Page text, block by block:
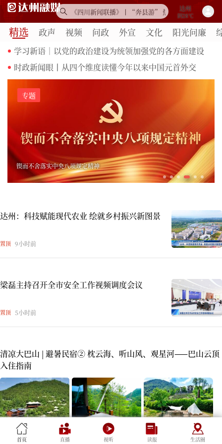
达州
阴28℃
达州
阴28℃
达州
精选 政声 视频 问政 外宣 文化 阳光问廉
学习新语｜以党的政治建设为统领加强党的各方面建设
时政新闻眼丨从四个维度读懂今年以来中国元首外交
学习新语｜以党的政治建设为统领加强党的各方面建设
时政新闻眼丨从四个维度读懂今年以来中国元首外交
专题
​锲而不舍落实中央八项规定精神
达州：科技赋能现代农业 绘就乡村振兴新图景
置顶 9小时前
梁磊主持召开全市安全工作视频调度会议
置顶 5小时前
清凉大巴山 | 避暑民宿② 枕云海、听山风、观星河——巴山云顶
入住指南
1小时前首页 直播 视听 读报 生活圈